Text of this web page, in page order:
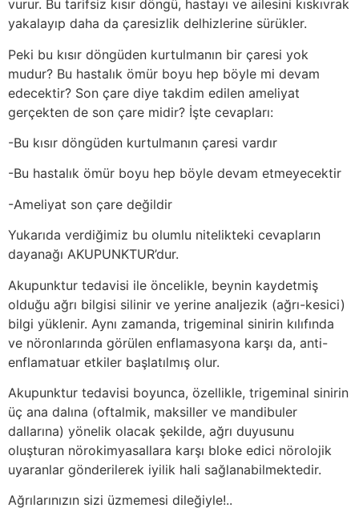
vurur. Bu tarifsiz kısır döngü, hastayı ve ailesini kıskıvrak
yakalayıp daha da çaresizlik delhizlerine sürükler.
Peki bu kısır döngüden kurtulmanın bir çaresi yok
mudur? Bu hastalık ömür boyu hep böyle mi devam
edecektir? Son çare diye takdim edilen ameliyat
gerçekten de son çare midir? İşte cevapları:
-Bu kısır döngüden kurtulmanın çaresi vardır
-Bu hastalık ömür boyu hep böyle devam etmeyecektir
-Ameliyat son çare değildir
Yukarıda verdiğimiz bu olumlu nitelikteki cevapların
dayanağı AKUPUNKTUR’dur.
Akupunktur tedavisi ile öncelikle, beynin kaydetmiş
olduğu ağrı bilgisi silinir ve yerine analjezik (ağrı-kesici)
bilgi yüklenir. Aynı zamanda, trigeminal sinirin kılıfında
ve nöronlarında görülen enflamasyona karşı da, anti-
enflamatuar etkiler başlatılmış olur.
Akupunktur tedavisi boyunca, özellikle, trigeminal sinirin
üç ana dalına (oftalmik, maksiller ve mandibuler
dallarına) yönelik olacak şekilde, ağrı duyusunu
oluşturan nörokimyasallara karşı bloke edici nörolojik
uyaranlar gönderilerek iyilik hali sağlanabilmektedir.
Ağrılarınızın sizi üzmemesi dileğiyle!..